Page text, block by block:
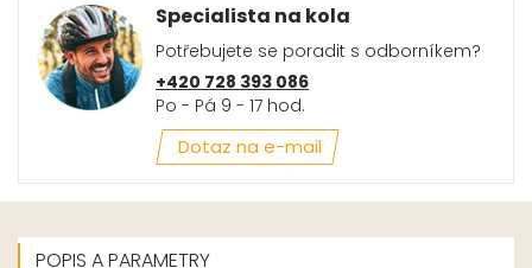
Specialista na kola
Potřebujete se poradit s odborníkem?
+420 728 393 086
Po - Pá 9 - 17 hod.
Dotaz na e-mail
POPIS A PARAMETRY